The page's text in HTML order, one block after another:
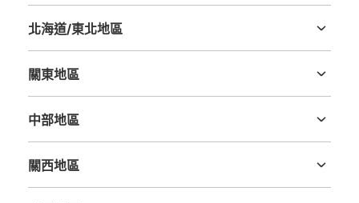
会場を正面にし、右側にある。 関係車両駐車場の中にあ
北海道/東北地區
關東地區
中部地區
關西地區